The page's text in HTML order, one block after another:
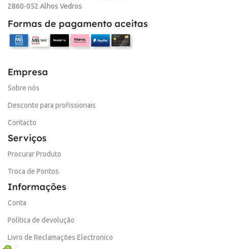
2860-052 Alhos Vedros
Formas de pagamento aceitas
Empresa
Sobre nós
Desconto para profissionais
Contacto
Serviços
Procurar Produto
Troca de Pontos
Informações
Conta
Política de devolução
Livro de Reclamações Electronico